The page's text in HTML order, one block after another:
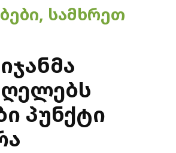
, ᲡᲐᲛᲮᲠᲔᲗ
პუნქტი